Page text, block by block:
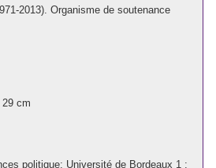
2013). Organisme de soutenance
cm
politique: Université de Bordeaux 1 :